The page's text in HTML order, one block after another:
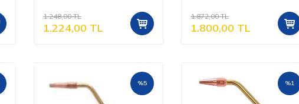
1.248,00TL
1.224,00 TL
1.872,00TL
1.800,00 TL
%5 %1